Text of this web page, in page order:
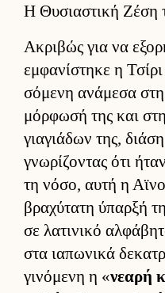
Η Θυσιαστική Ζέση
Ακριβώς για να
εμ­φανίστηκε η
σόμενη ανάμεσα
μόρ­φωσή της και
για­γιάδων της,
γνωρίζοντας ότι
τη νόσο, αυτή η
βραχύτατη ύπαρξή
σε λατινικό
στα ια­πωνικά
γινόμενη η «νεαρή